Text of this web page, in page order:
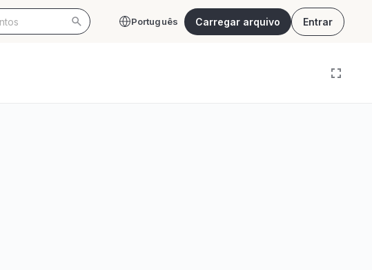
Português Carregar arquivo Entrar